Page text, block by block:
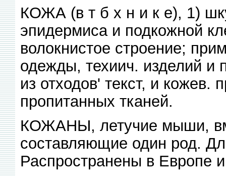
КОЖА (в т б х н и к е), 1)
эпидермиса и подкожной
волокнистое строение;
одежды, техиич. изделий и
из отходов' текст, и кожев.
пропитанных тканей.
КОЖАНЫ, летучие мыши,
составляющие один род.
Распространены в Европе